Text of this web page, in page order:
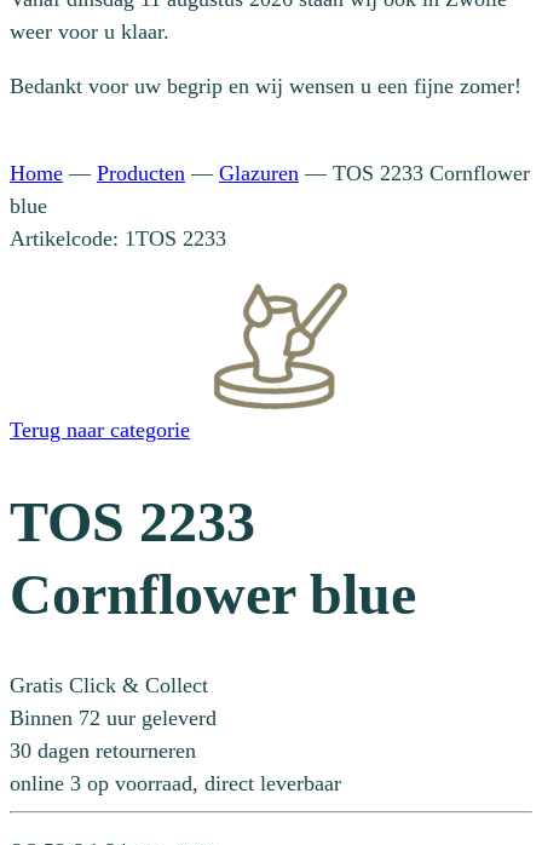
weer voor u klaar.
Bedankt voor uw begrip en wij wensen u een fijne zomer!
Home — Producten — Glazuren — TOS 2233 Cornflower
blue
Artikelcode: 1TOS 2233
Terug naar categorie
TOS 2233
Cornflower blue
Gratis Click & Collect
Binnen 72 uur geleverd
30 dagen retourneren
online 3 op voorraad, direct leverbaar